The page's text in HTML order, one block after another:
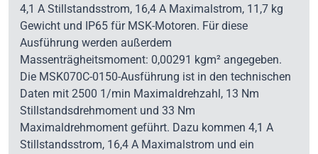
4,1 A Stillstandsstrom, 16,4 A Maximalstrom, 11,7 kg
Gewicht und IP65 für MSK-Motoren. Für diese
Ausführung werden außerdem
Massenträgheitsmoment: 0,00291 kgm² angegeben.
Die MSK070C-0150-Ausführung ist in den technischen
Daten mit 2500 1/min Maximaldrehzahl, 13 Nm
Stillstandsdrehmoment und 33 Nm
Maximaldrehmoment geführt. Dazu kommen 4,1 A
Stillstandsstrom, 16,4 A Maximalstrom und ein